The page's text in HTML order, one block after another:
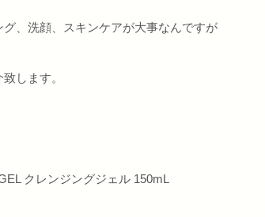
、洗顔、スキンケアが大事なんですが
します。
クレンジングジェル 150mL